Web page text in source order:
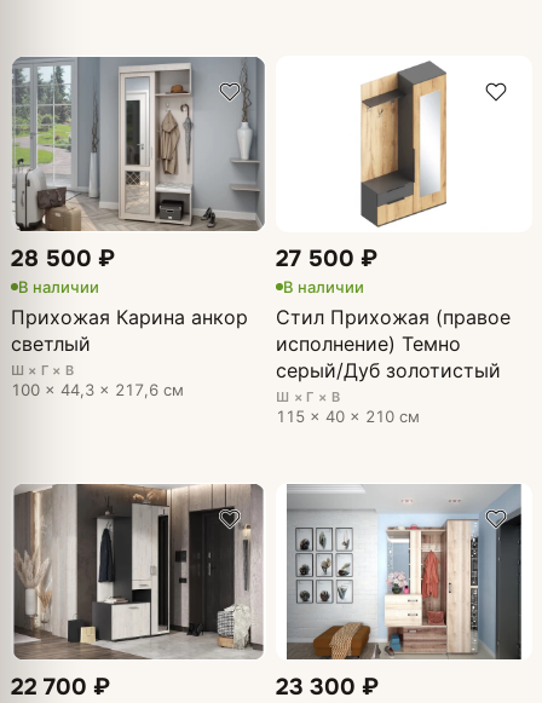
28 500 ₽
В наличии
Прихожая Карина анкор
светлый
Ш × Г × В
100 × 44,3 × 217,6 см
27 500 ₽
В наличии
Стил Прихожая (правое
исполнение) Темно
серый/Дуб золотистый
Ш × Г × В
115 × 40 × 210 см
22 700 ₽ 23 300 ₽